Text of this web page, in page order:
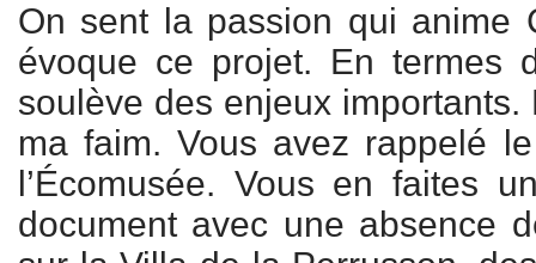
On sent la passion qui anime
évoque ce projet. En termes
soulève des enjeux importants.
ma faim. Vous avez rappelé
l’Écomusée. Vous en faites
document avec une absence